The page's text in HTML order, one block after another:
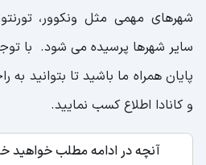
شهرهای مهمی مثل ونکوور،
سایر شهرها پرسیده می شود. با
پایان همراه ما باشید تا بتوانید
و کانادا اطلاع کسب نمایید.
آنچه در ادامه مطلب خواهید